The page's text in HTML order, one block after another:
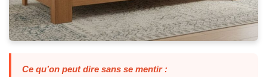
Ce qu’on peut dire sans se mentir :